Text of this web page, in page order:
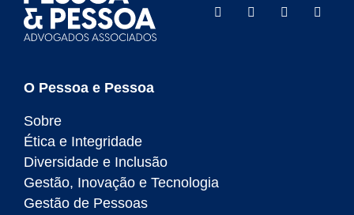
O Pessoa e Pessoa
Sobre
Ética e Integridade
Diversidade e Inclusão
Gestão, Inovação e Tecnologia
Gestão de Pessoas